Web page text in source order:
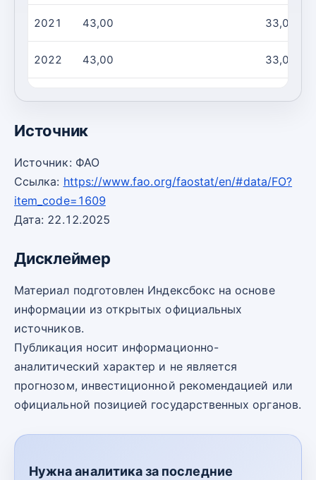
2021 43,00 33,00
2022 43,00 33,00
33,00
Источник
Источник: ФАО
Ссылка: https://www.fao.org/faostat/en/#data/FO?
item_code=1609
Дата: 22.12.2025
Дисклеймер
Материал подготовлен Индексбокс на основе
информации из открытых официальных
источников.
Публикация носит информационно-
аналитический характер и не является
прогнозом, инвестиционной рекомендацией или
официальной позицией государственных органов.
Нужна аналитика за последние